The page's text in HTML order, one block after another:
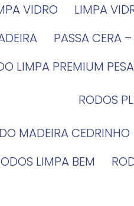
VIDRO LIMPA
PASSA CERA
LIMPA PREMIUM
RODOS
MADEIRA CEDRINHO
RODOS LIMPA BEM